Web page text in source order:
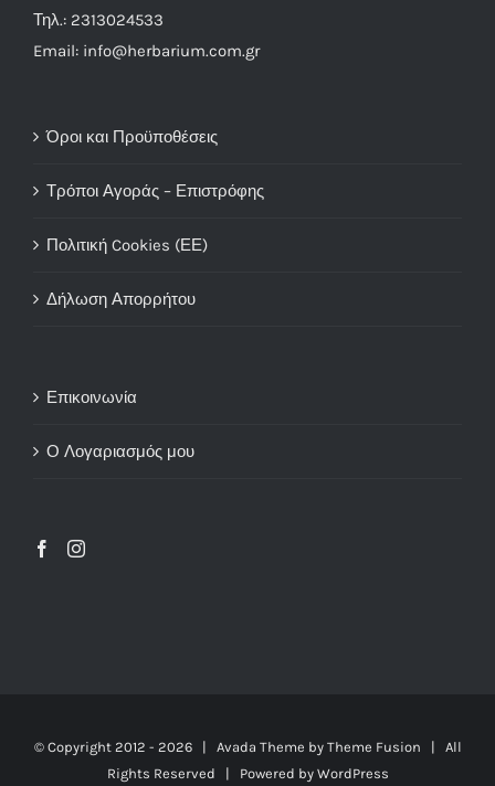
Τηλ.: 2313024533
Email: info@herbarium.com.gr
Όροι και Προϋποθέσεις
Τρόποι Αγοράς – Επιστρόφης
Πολιτική Cookies (ΕΕ)
Δήλωση Απορρήτου
Επικοινωνία
Ο Λογαριασμός μου
© Copyright 2012 - 2026 | Avada Theme by Theme Fusion | All
Rights Reserved | Powered by WordPress